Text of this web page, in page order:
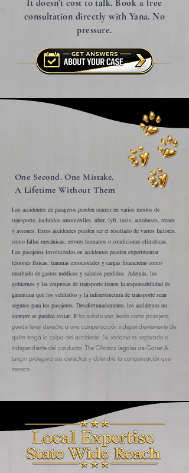
It doesn't cost to talk. Book a free
consultation directly with Yana. No
pressure.
One Second. One Mistake.
A Lifetime Without Them
Los accidentes de pasajeros pueden ocurrir en varios modos de
transporte, incluidos automóviles, uber, lyft, taxis, autobuses, trenes
y aviones. Estos accidentes pueden ser el resultado de varios factores,
como fallas mecánicas, errores humanos o condiciones climáticas.
Los pasajeros involucrados en accidentes pueden experimentar
lesiones físicas, traumas emocionales y cargas financieras como
resultado de gastos médicos y salarios perdidos. Además, los
gobiernos y las empresas de transporte tienen la responsabilidad de
garantizar que los vehículos y la infraestructura de transporte sean
seguros para los pasajeros. Desafortunadamente, los accidentes no
siempre se pueden evitar. Ifha sufrido una lesión como pasajero,
puede tener derecho a una compensación independientemente de
quién tenga la culpa del accidente. Su reclamo es separado e
independiente del conductor. The Oficinas Legales de Garret A.
Lungin protegerá sus derechos y obtendrá la compensación que
merece.